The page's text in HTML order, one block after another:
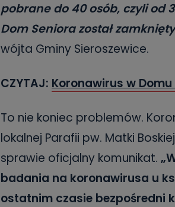
pobrane do 40 osób, czyli od
Dom Seniora został
wójta Gminy Sieroszewice.
CZYTAJ: Koronawirus w
To nie koniec problemów.
lokalnej Parafii pw. Matki
sprawie oficjalny komunikat.
badania na koronawirusa u
ostatnim czasie bezpośredni